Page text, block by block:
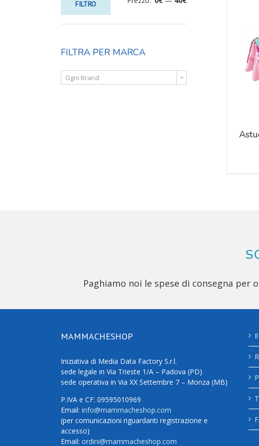
FILTRO
FILTRA PER MARCA
Ogni Brand
Paghiamo noi le spese di consegna per
MAMMACHESHOP
Iniziativa di Media Data Factory S.r.l.
sede legale in Via Trieste 1/A – Padova (PD)
sede operativa in Via XX Settembre 7 – Monza (MB)
P.IVA e CF: 09595010969
Email: info@mammacheshop.com
(per comunicazioni riguardanti registrazione e
accesso)
Email: ordini@mammacheshop.com